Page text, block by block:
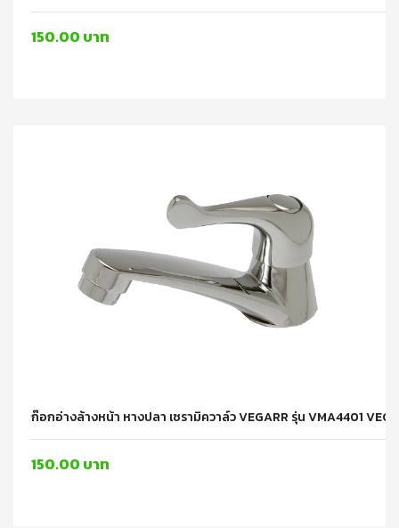
150.00 บาท
ก๊อกอ่างล้างหน้า หางปลา เซรามิควาล์ว VEGARR รุ่น VMA4401
150.00 บาท